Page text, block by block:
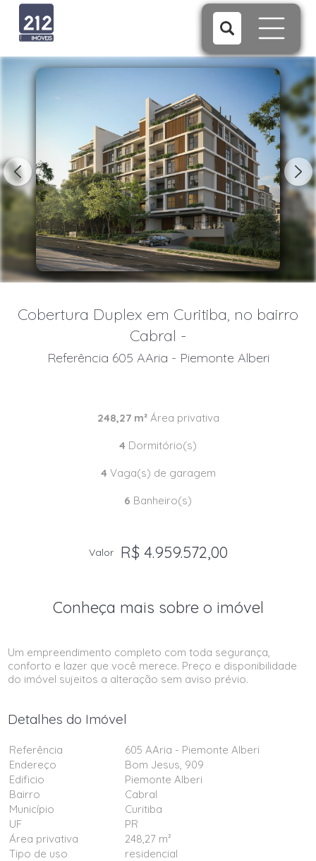
Cobertura Duplex em Curitiba, no bairro
Cabral -
Referência 605 AAria - Piemonte Alberi
248,27 m²Área privativa
4 Dormitório(s)
4Vaga(s) de garagem
6 Banheiro(s)
Valor R$ 4.959.572,00
Conheça mais sobre o imóvel
Um empreendimento completo com toda segurança,
conforto e lazer que você merece. Preço e disponibilidade
do imóvel sujeitos a alteração sem aviso prévio.
Detalhes do Imóvel
Referência
605 AAria - Piemonte Alberi
Endereço
Bom Jesus, 909
Edificio
Piemonte Alberi
Bairro
Cabral
Município
Curitiba
UF
PR
Área privativa
248,27 m²
Tipo de uso
residencial